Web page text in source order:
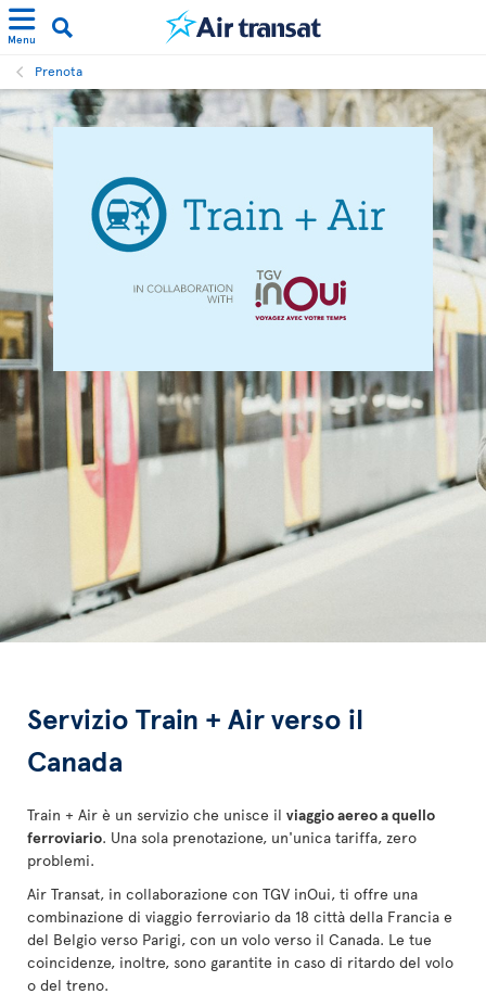
Menu
Prenota
Servizio Train + Air verso il
Canada
Train + Air è un servizio che unisce il viaggio aereo a quello
ferroviario. Una sola prenotazione, un'unica tariffa, zero
problemi.
Air Transat, in collaborazione con TGV inOui, ti offre una
combinazione di viaggio ferroviario da 18 città della Francia e
del Belgio verso Parigi, con un volo verso il Canada. Le tue
coincidenze, inoltre, sono garantite in caso di ritardo del volo
o del treno.